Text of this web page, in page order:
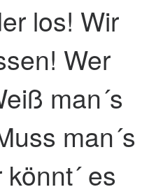
los! Wir
Wer
man´s
man´s
es